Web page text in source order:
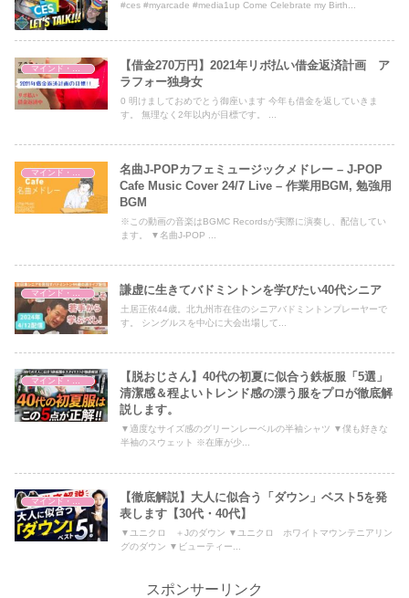
#ces #myarcade #media1up Come Celebrate my Birth...
【借金270万円】2021年リボ払い借金返済計画 ア
ラフォー独身女
0 明けましておめでとう御座います 今年も借金を返していきま
す。 無理なく2年以内が目標です。 ...
名曲J-POPカフェミュージックメドレー – J-POP
Cafe Music Cover 24/7 Live – 作業用BGM, 勉強用
BGM
※この動画の音楽はBGMC Recordsが実際に演奏し、配信してい
ます。 ▼名曲J-POP ...
謙虚に生きてバドミントンを学びたい40代シニア
土居正依44歳。北九州市在住のシニアバドミントンプレーヤーで
す。 シングルスを中心に大会出場して...
【脱おじさん】40代の初夏に似合う鉄板服「5選」
清潔感＆程よいトレンド感の漂う服をプロが徹底解
説します。
▼適度なサイズ感のグリーンレーベルの半袖シャツ ▼僕も好きな
半袖のスウェット ※在庫が少...
【徹底解説】大人に似合う「ダウン」ベスト5を発
表します【30代・40代】
▼ユニクロ ＋Jのダウン ▼ユニクロ ホワイトマウンテニアリン
グのダウン ▼ビューティー...
スポンサーリンク